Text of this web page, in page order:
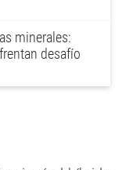
minerales:
desafío